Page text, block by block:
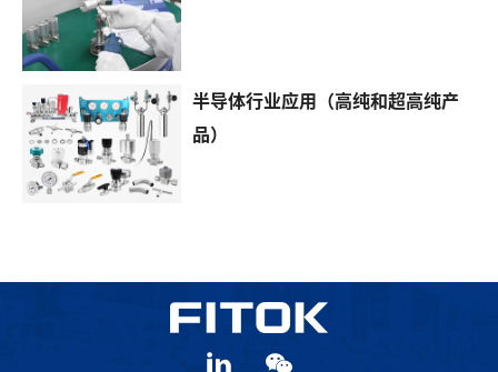
半导体行业应用（高纯和超高纯产
品）